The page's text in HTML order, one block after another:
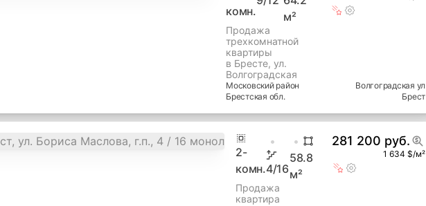
3-
комн.
9/12
64.2
м²
Продажа
трехкомнатной
квартиры
в Бресте, ул.
Волгоградская
255 200 руб.
Брестскаяобл.
Брест
2-
комн.4/16
58.8
281 200 руб.